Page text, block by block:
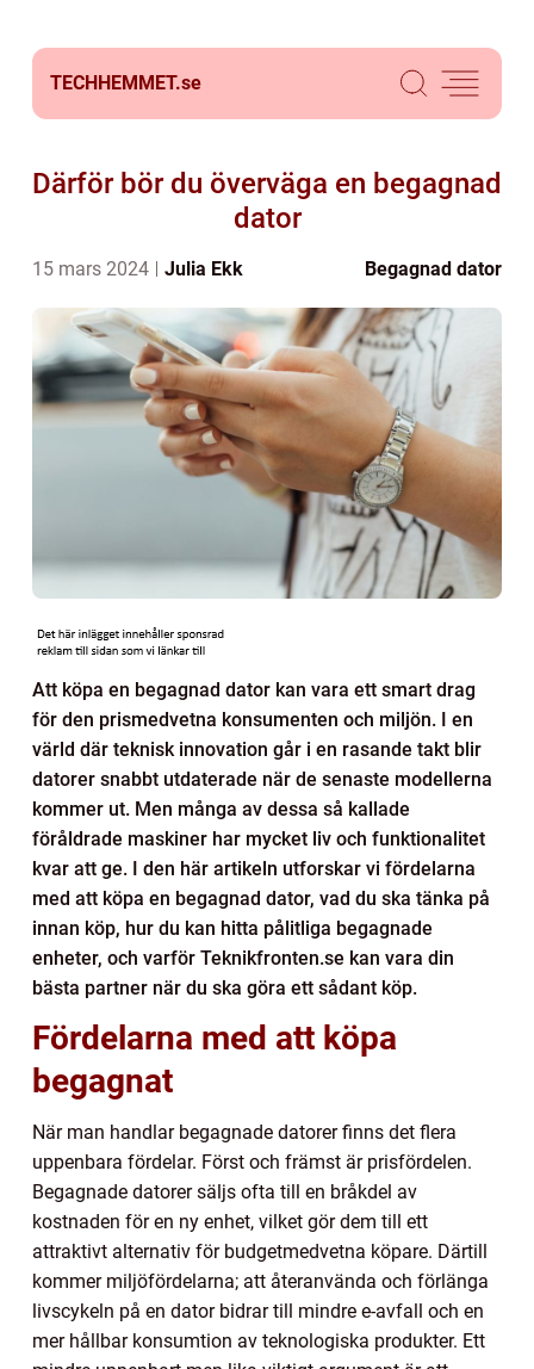
TECHHEMMET.se
Därför bör du överväga en begagnad
dator
15 mars 2024 Julia Ekk Begagnad dator
Att köpa en begagnad dator kan vara ett smart drag
för den prismedvetna konsumenten och miljön. I en
värld där teknisk innovation går i en rasande takt blir
datorer snabbt utdaterade när de senaste modellerna
kommer ut. Men många av dessa så kallade
föråldrade maskiner har mycket liv och funktionalitet
kvar att ge. I den här artikeln utforskar vi fördelarna
med att köpa en begagnad dator, vad du ska tänka på
innan köp, hur du kan hitta pålitliga begagnade
enheter, och varför Teknikfronten.se kan vara din
bästa partner när du ska göra ett sådant köp.
Fördelarna med att köpa
begagnat
När man handlar begagnade datorer finns det flera
uppenbara fördelar. Först och främst är prisfördelen.
Begagnade datorer säljs ofta till en bråkdel av
kostnaden för en ny enhet, vilket gör dem till ett
attraktivt alternativ för budgetmedvetna köpare. Därtill
kommer miljöfördelarna; att återanvända och förlänga
livscykeln på en dator bidrar till mindre e-avfall och en
mer hållbar konsumtion av teknologiska produkter. Ett